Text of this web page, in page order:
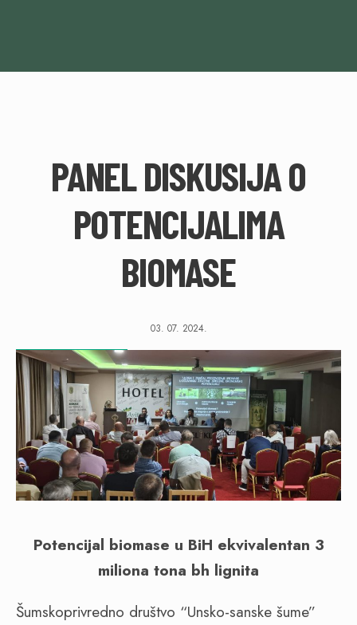
PANEL DISKUSIJA O
POTENCIJALIMA
BIOMASE
03. 07. 2024.
Potencijal biomase u BiH ekvivalentan 3
miliona tona bh lignita
Šumskoprivredno društvo “Unsko-sanske šume”